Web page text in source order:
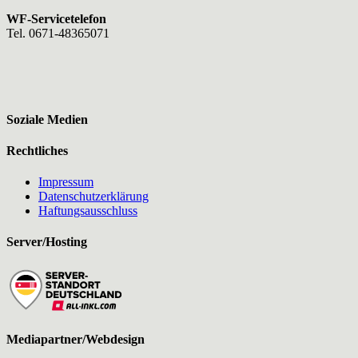
WF-Servicetelefon
Tel. 0671-48365071
Soziale Medien
Rechtliches
Impressum
Datenschutzerklärung
Haftungsausschluss
Server/Hosting
Mediapartner/Webdesign